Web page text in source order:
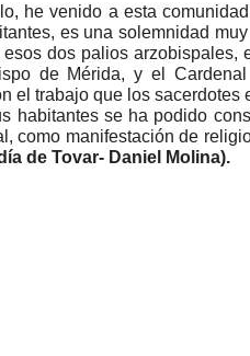
he venido a esta
es una solemnidad
dos palios arzobispales,
de Mérida, y el
el trabajo que los sacerdotes
habitantes se ha podido
como manifestación de
de Tovar- Daniel Molina).